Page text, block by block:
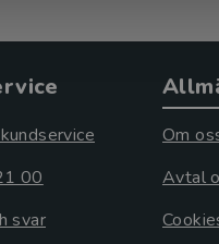
00
svar
Om
Avtal